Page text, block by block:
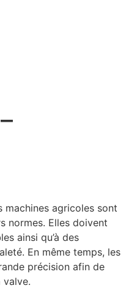
machines agricoles sont
normes. Elles doivent
ainsi qu’à des
En même temps, les
précision afin de